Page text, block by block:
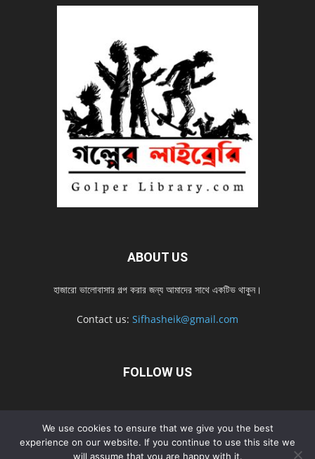
ABOUT US
হাজারো ভালোবাসার গল্প করার জন্য আমাদের সাথে একটিভ থাকুন।
Contact us: Sifhasheik@gmail.com
FOLLOW US
Home Contact us Privacy Policy শ্রেনী
শ্রেনী – mobile
Home – mobile
নতুন সব গল্প নতুন সব গল্প – mobile
নতুন সব গল্প 2022
We use cookies to ensure that we give you the best
experience on our website. If you continue to use this site we
will assume that you are happy with it.